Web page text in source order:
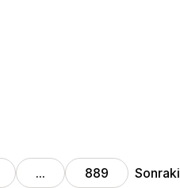
… 889 Sonraki